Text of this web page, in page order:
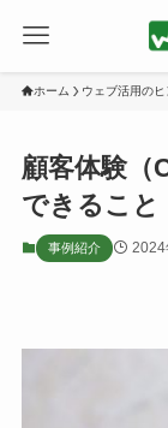
ホーム ウェブ活用のヒ
顧客体験（
できること
事例紹介 2024